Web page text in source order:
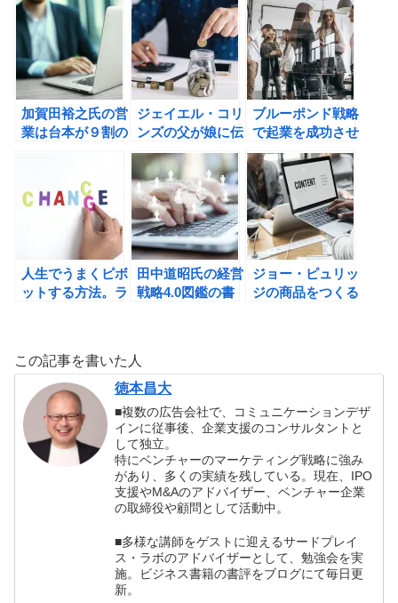
やす技術――借金
が減り、キャッシ
ュリッチな会社に
変わるの書評
織も肩書もいらな
い人生をつくるの
書評
で見る行動経済学
全世界大規模調査
で見えてきた「ナ
ッジの真実」の書
評
加賀田裕之氏の営
業は台本が９割の
ジェイエル・コリ
ンズの父が娘に伝
える自由に生きる
ための30の投資
の教えの書評
ブルーポンド戦略
で起業を成功させ
る方法。三戸政和
氏の営業はいらな
いの書評
人生でうまくピボ
ットする方法。ラ
バランスのすすめ
の書評
田中道昭氏の経営
戦略4.0図鑑の書
ジョー・ピュリッ
ジの商品をつくる
この記事を書いた人
徳本昌大
■複数の広告会社で、コミュニケーションデザ
インに従事後、企業支援のコンサルタントと
して独立。
特にベンチャーのマーケティング戦略に強み
があり、多くの実績を残している。現在、IPO
支援やM&Aのアドバイザー、ベンチャー企業
の取締役や顧問として活動中。
■多様な講師をゲストに迎えるサードプレイ
ス・ラボのアドバイザーとして、勉強会を実
施。ビジネス書籍の書評をブログにて毎日更
新。